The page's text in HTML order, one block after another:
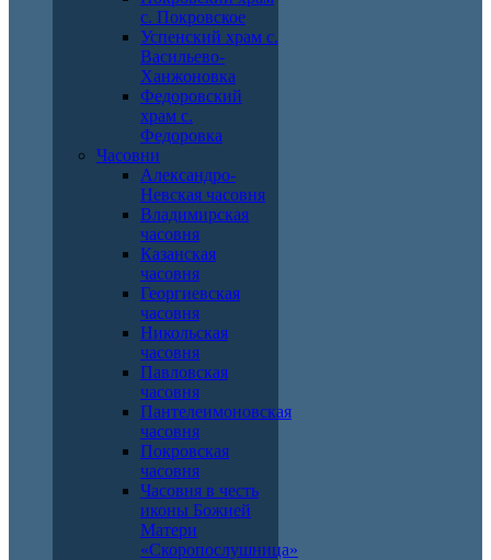
с. Покровское
Успенский храм с.
Васильево-
Ханжоновка
Федоровский
храм с.
Федоровка
Часовни
Александро-
Невская часовня
Владимирская
часовня
Казанская
часовня
Георгиевская
часовня
Никольская
часовня
Павловская
часовня
Пантелеимоновская
часовня
Покровская
часовня
Часовня в честь
иконы Божией
Матери
«Скоропослушница»